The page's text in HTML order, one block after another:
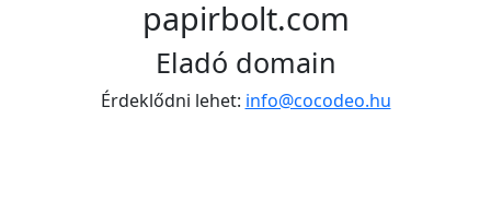
papirbolt.com
Eladó domain
Érdeklődni lehet: info@cocodeo.hu